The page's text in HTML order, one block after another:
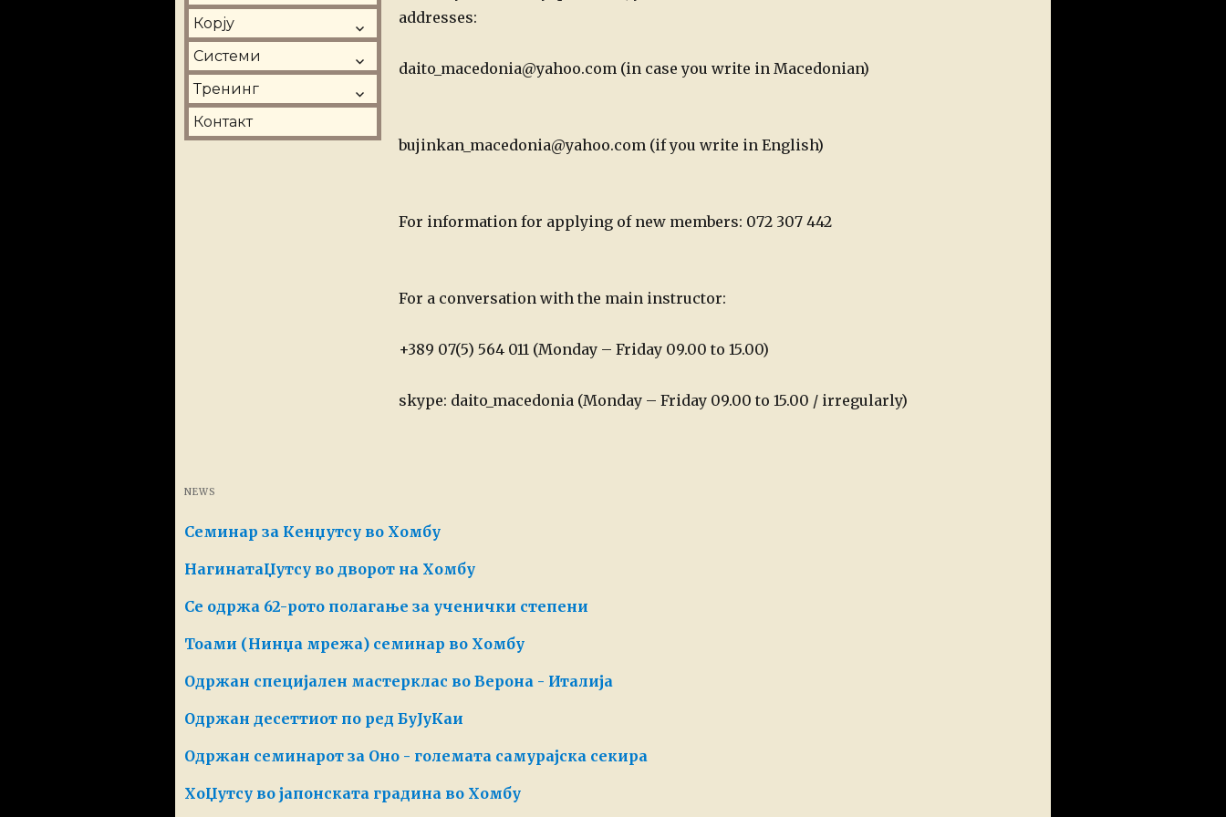
on
addresses:
daito_macedonia@yahoo.com (in case you write in Macedonian)
bujinkan_macedonia@yahoo.com (if you write in English)
For information for applying of new members: 072 307 442
For a conversation with the main instructor:
+389 07(5) 564 011 (Monday – Friday 09.00 to 15.00)
skype: daito_macedonia (Monday – Friday 09.00 to 15.00 / irregularly)
Корју
Системи
Тренинг
Контакт
NEWS
Семинар за Кенџутсу во Хомбу
НагинатаЏутсу во дворот на Хомбу
Се одржа 62-рото полагање за ученички степени
Тоами (Нинџа мрежа) семинар во Хомбу
Одржан специјален мастерклас во Верона - Италија
Одржан десеттиот по ред БуЈуКаи
Одржан семинарот за Оно - големата самурајска секира
ХоЏутсу во јапонската градина во Хомбу